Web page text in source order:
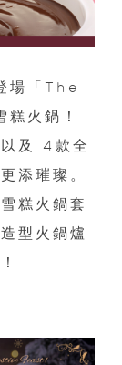
場「The
火鍋！
及 4款全
添璀璨。
糕火鍋套
型火鍋爐